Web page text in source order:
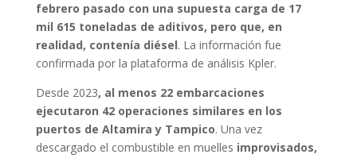
febrero pasado con una supuesta carga de 17
mil 615 toneladas de aditivos, pero que, en
realidad, contenía diésel. La información fue
confirmada por la plataforma de análisis Kpler.
Desde 2023, al menos 22 embarcaciones
ejecutaron 42 operaciones similares en los
puertos de Altamira y Tampico. Una vez
descargado el combustible en muelles improvisados,